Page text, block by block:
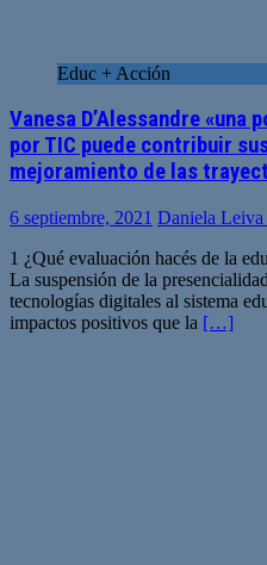
Educ + Acción
Vanesa D’Alessandre
por TIC puede contribuir
mejoramiento de las
6 septiembre, 2021 Daniela Leiva
1 ¿Qué evaluación hacés de la
La suspensión de la
tecnologías digitales al sistema
impactos positivos que la […]